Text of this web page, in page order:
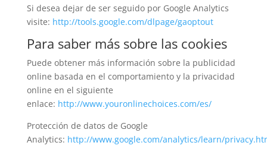
Si desea dejar de ser seguido por Google Analytics
visite: http://tools.google.com/dlpage/gaoptout
Para saber más sobre las cookies
Puede obtener más información sobre la publicidad
online basada en el comportamiento y la privacidad
online en el siguiente
enlace: http://www.youronlinechoices.com/es/
Protección de datos de Google
Analytics: http://www.google.com/analytics/learn/